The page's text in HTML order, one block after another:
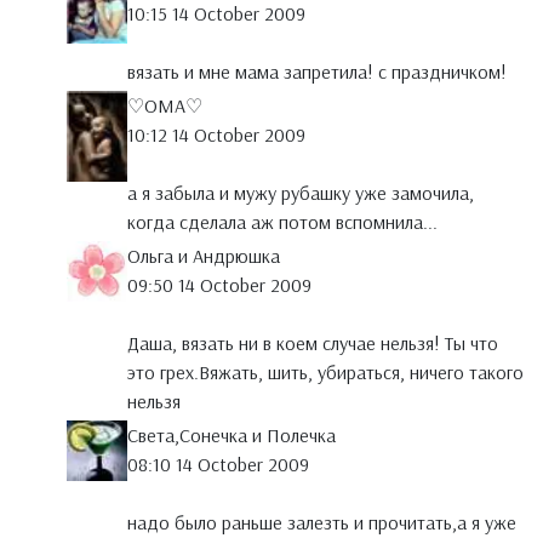
10:15 14 October 2009
вязать и мне мама запретила! с праздничком!
♡OMА♡
10:12 14 October 2009
а я забыла и мужу рубашку уже замочила,
когда сделала аж потом вспомнила...
Ольга и Андрюшка
09:50 14 October 2009
Даша, вязать ни в коем случае нельзя! Ты что
это грех.Вяжать, шить, убираться, ничего такого
нельзя
Света,Сонечка и Полечка
08:10 14 October 2009
надо было раньше залезть и прочитать,а я уже